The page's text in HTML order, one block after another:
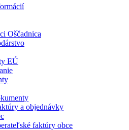
Oščadnica
EÚ
a objednávky
faktúry obce